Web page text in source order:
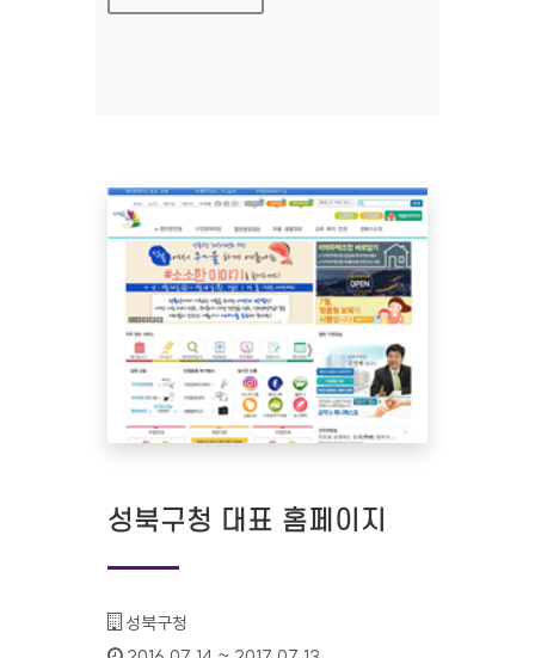
성북구청 대표 홈페이지
기관명 :
성북구청